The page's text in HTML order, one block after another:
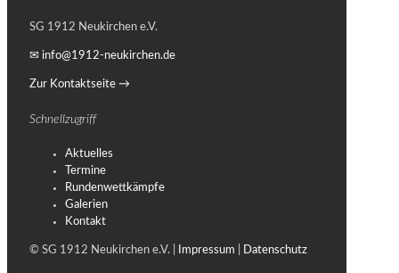
SG 1912 Neukirchen e.V.
✉ info@1912-neukirchen.de
Zur Kontaktseite →
Schnellzugriff
Aktuelles
Termine
Rundenwettkämpfe
Galerien
Kontakt
© SG 1912 Neukirchen e.V. | Impressum Datenschutz